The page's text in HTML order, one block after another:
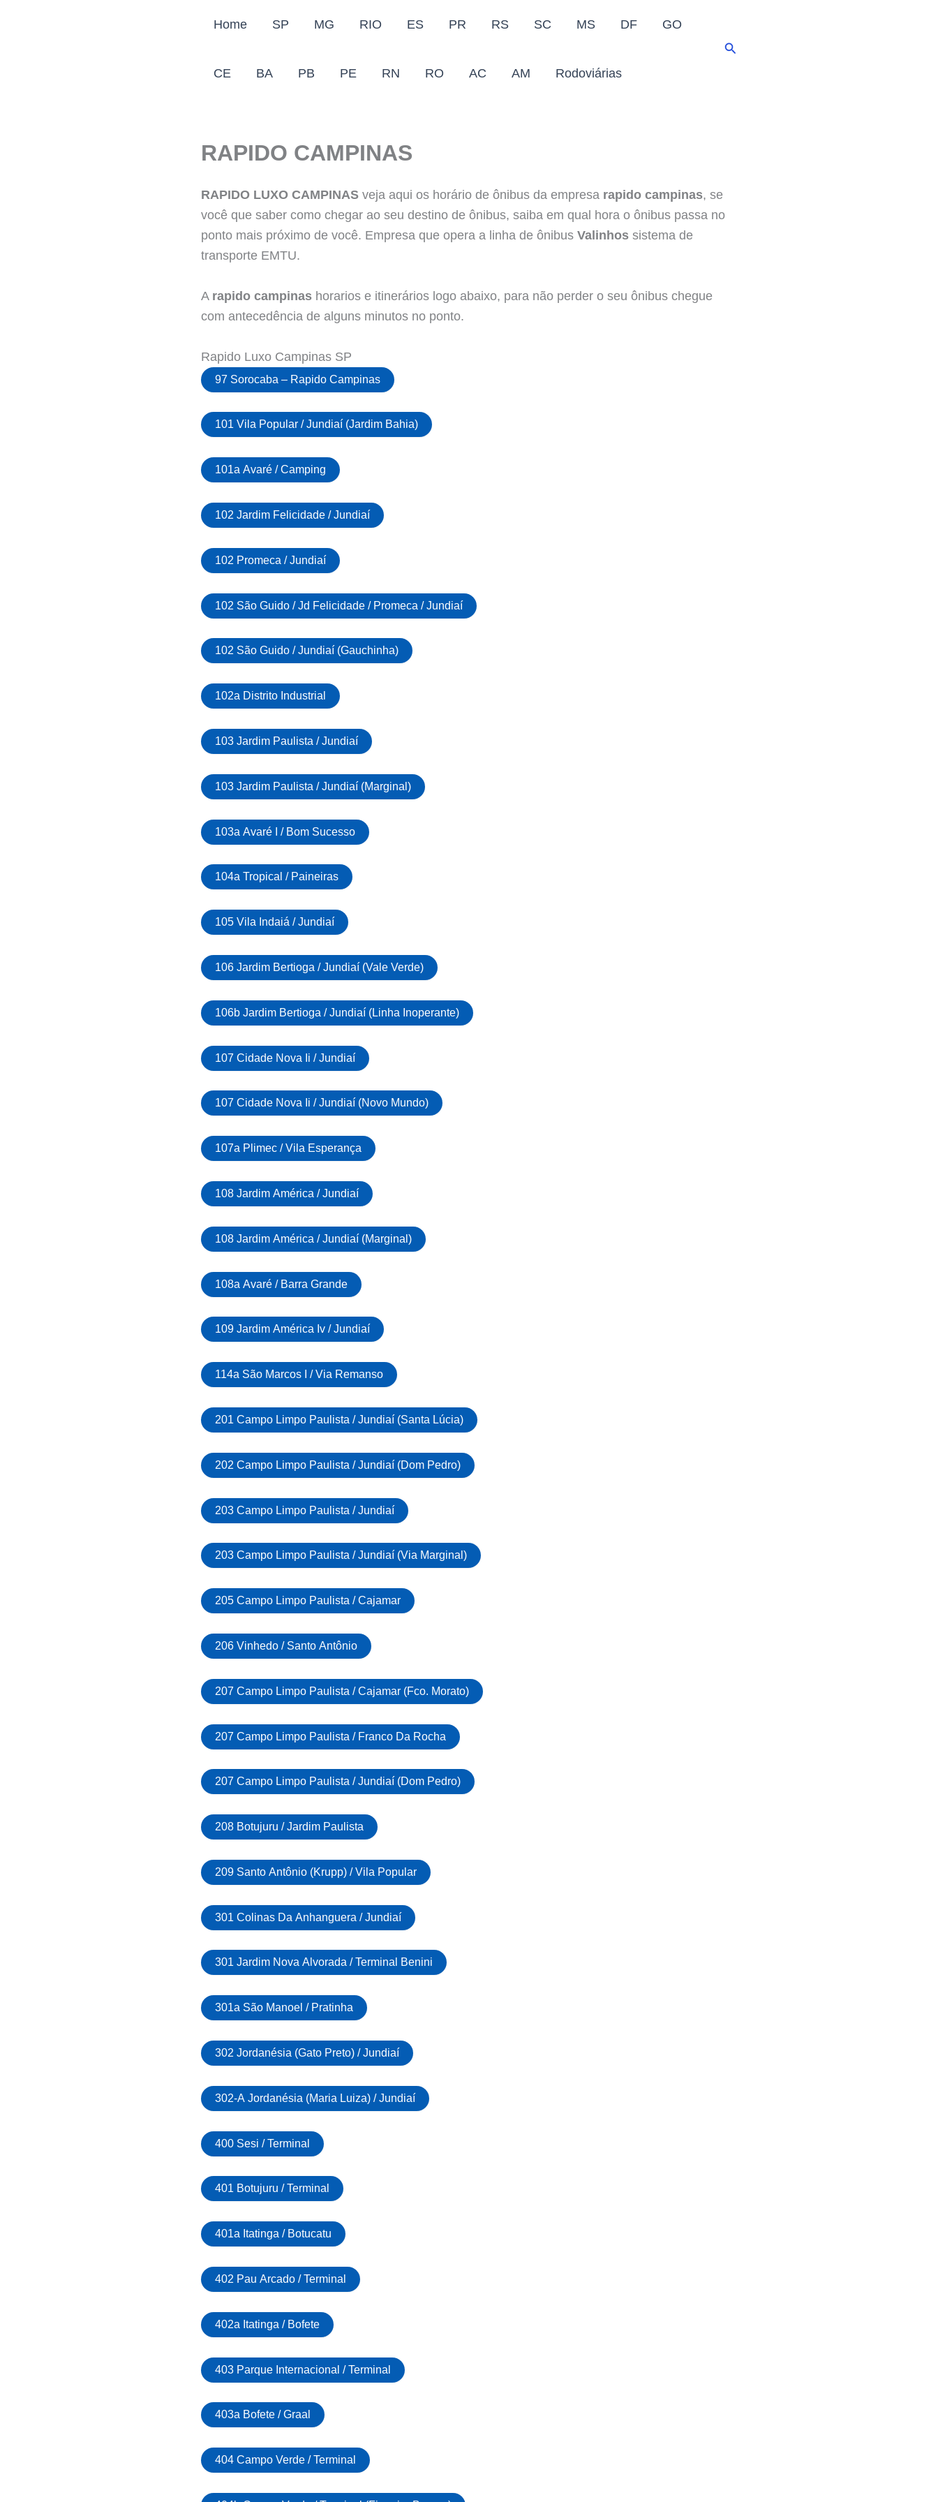
Home SP MG RIO ES PR RS SC MS DF GO
CE BA PB PE RN RO AC AM Rodoviárias
Pesquisar
RAPIDO CAMPINAS
RAPIDO LUXO CAMPINAS veja aqui os horário de ônibus da empresa rapido campinas, se
você que saber como chegar ao seu destino de ônibus, saiba em qual hora o ônibus passa no
ponto mais próximo de você. Empresa que opera a linha de ônibus Valinhos sistema de
transporte EMTU.
A rapido campinas horarios e itinerários logo abaixo, para não perder o seu ônibus chegue
com antecedência de alguns minutos no ponto.
Rapido Luxo Campinas SP
97 Sorocaba – Rapido Campinas
101 Vila Popular / Jundiaí (Jardim Bahia)
101a Avaré / Camping
102 Jardim Felicidade / Jundiaí
102 Promeca / Jundiaí
102 São Guido / Jd Felicidade / Promeca / Jundiaí
102 São Guido / Jundiaí (Gauchinha)
102a Distrito Industrial
103 Jardim Paulista / Jundiaí
103 Jardim Paulista / Jundiaí (Marginal)
103a Avaré I / Bom Sucesso
104a Tropical / Paineiras
105 Vila Indaiá / Jundiaí
106 Jardim Bertioga / Jundiaí (Vale Verde)
106b Jardim Bertioga / Jundiaí (Linha Inoperante)
107 Cidade Nova Ii / Jundiaí
107 Cidade Nova Ii / Jundiaí (Novo Mundo)
107a Plimec / Vila Esperança
108 Jardim América / Jundiaí
108 Jardim América / Jundiaí (Marginal)
108a Avaré / Barra Grande
109 Jardim América Iv / Jundiaí
114a São Marcos I / Via Remanso
201 Campo Limpo Paulista / Jundiaí (Santa Lúcia)
202 Campo Limpo Paulista / Jundiaí (Dom Pedro)
203 Campo Limpo Paulista / Jundiaí
203 Campo Limpo Paulista / Jundiaí (Via Marginal)
205 Campo Limpo Paulista / Cajamar
206 Vinhedo / Santo Antônio
207 Campo Limpo Paulista / Cajamar (Fco. Morato)
207 Campo Limpo Paulista / Franco Da Rocha
207 Campo Limpo Paulista / Jundiaí (Dom Pedro)
208 Botujuru / Jardim Paulista
209 Santo Antônio (Krupp) / Vila Popular
301 Colinas Da Anhanguera / Jundiaí
301 Jardim Nova Alvorada / Terminal Benini
301a São Manoel / Pratinha
302 Jordanésia (Gato Preto) / Jundiaí
302-A Jordanésia (Maria Luiza) / Jundiaí
400 Sesi / Terminal
401 Botujuru / Terminal
401a Itatinga / Botucatu
402 Pau Arcado / Terminal
402a Itatinga / Bofete
403 Parque Internacional / Terminal
403a Bofete / Graal
404 Campo Verde / Terminal